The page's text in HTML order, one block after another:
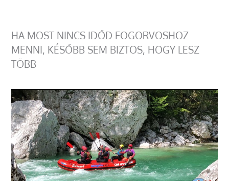
HA MOST NINCS IDŐD FOGORVOSHOZ
MENNI, KÉSŐBB SEM BIZTOS, HOGY LESZ
TÖBB